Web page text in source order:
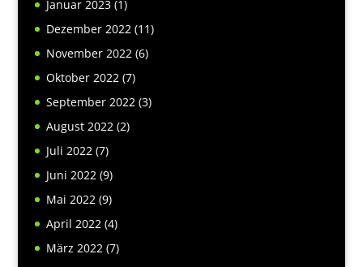
Januar 2023(1)
Dezember 2022(11)
November 2022(6)
Oktober 2022(7)
September 2022(3)
August 2022(2)
Juli 2022(7)
Juni 2022(9)
Mai 2022(9)
April 2022(4)
März 2022(7)